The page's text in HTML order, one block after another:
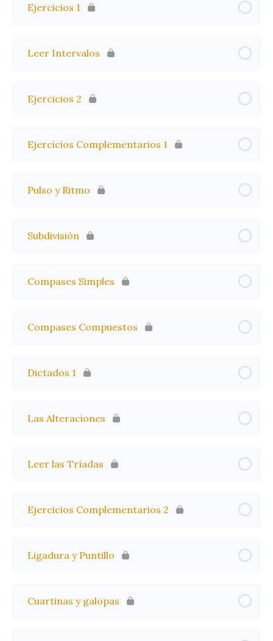
Ejercicios 1
Leer Intervalos
Ejercicios 2
Ejercicios Complementarios 1
Pulso y Ritmo
Subdivisión
Compases Simples
Compases Compuestos
Dictados 1
Las Alteraciones
Leer las Tríadas
Ejercicios Complementarios 2
Ligadura y Puntillo
Cuartinas y galopas